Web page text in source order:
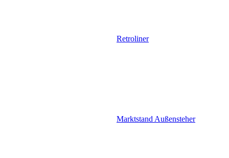
Retroliner
Marktstand Außensteher